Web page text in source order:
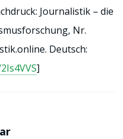
Journalistik – die
Nr.
Deutsch:
]